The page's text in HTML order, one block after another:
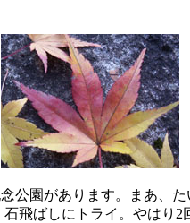
公園があります。まあ、
飛ばしにトライ。やはり2